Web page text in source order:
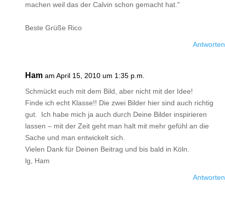
machen weil das der Calvin schon gemacht hat."
Beste Grüße Rico
Antworten
Ham am April 15, 2010 um 1:35 p.m.
Schmückt euch mit dem Bild, aber nicht mit der Idee!
Finde ich echt Klasse!! Die zwei Bilder hier sind auch richtig
gut. Ich habe mich ja auch durch Deine Bilder inspirieren
lassen – mit der Zeit geht man halt mit mehr gefühl an die
Sache und man entwickelt sich.
Vielen Dank für Deinen Beitrag und bis bald in Köln.
lg, Ham
Antworten